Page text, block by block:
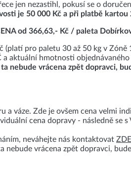
jen nezastihl, pokusí se o
je 50 000 Kč a při platbě kartou
od 366,63,- Kč / paleta
(platí pro paletu 30 až 50 kg v Zóně
a aktuální hmotnosti objednávaného
nebude vrácena zpět dopravci,
a váze. Zde je ovšem cena velmi
cena dopravy - následně se
neváhejte nás kontaktovat
nebude vrácena zpět dopravci,